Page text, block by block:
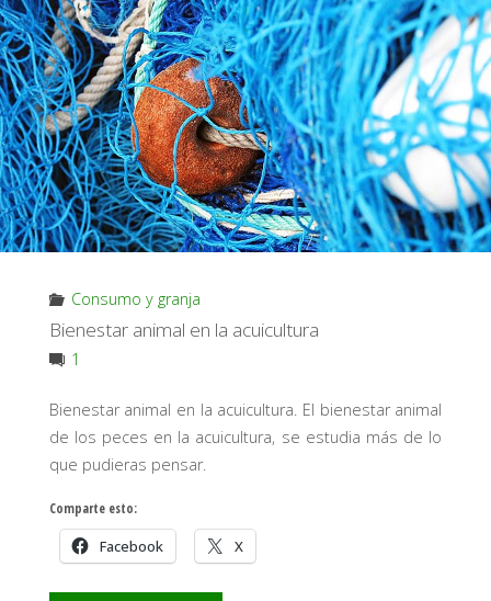
Consumo y granja
Bienestar animal en la acuicultura
1
Bienestar animal en la acuicultura. El bienestar animal
de los peces en la acuicultura, se estudia más de lo
que pudieras pensar.
Comparte esto:
Facebook X